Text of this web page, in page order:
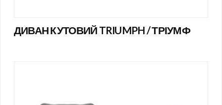
ДИВАН КУТОВИЙ TRIUMPH / ТРІУМФ